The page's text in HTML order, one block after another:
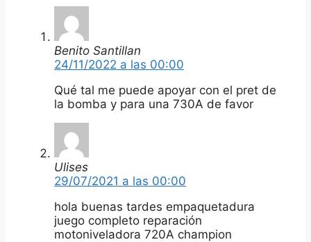
Benito Santillan
24/11/2022 a las 00:00
Qué tal me puede apoyar con el pret de
la bomba y para una 730A de favor
Ulises
29/07/2021 a las 00:00
hola buenas tardes empaquetadura
juego completo reparación
motoniveladora 720A champion